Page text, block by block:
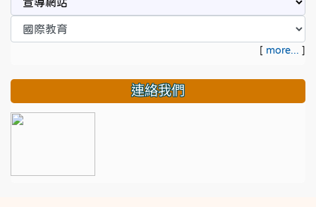
[ more... ]
連絡我們